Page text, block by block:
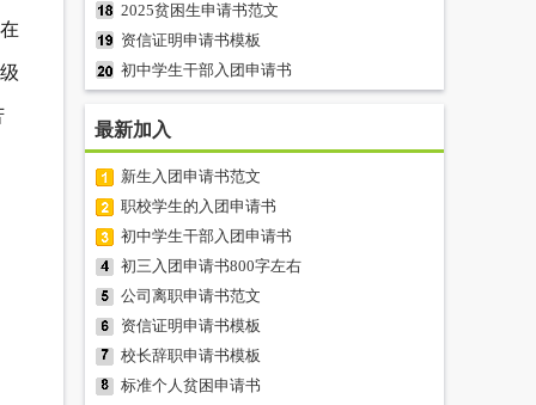
2025贫困生申请书范文
资信证明申请书模板
初中学生干部入团申请书
最新加入
新生入团申请书范文
职校学生的入团申请书
初中学生干部入团申请书
初三入团申请书800字左右
公司离职申请书范文
资信证明申请书模板
校长辞职申请书模板
标准个人贫困申请书